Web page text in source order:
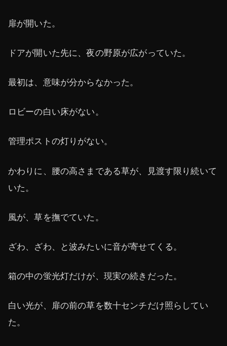
扉が開いた。
ドアが開いた先に、夜の野原が広がっていた。
最初は、意味が分からなかった。
ロビーの白い床がない。
管理ポストの灯りがない。
かわりに、腰の高さまである草が、見渡す限り続いて
いた。
風が、草を撫でていた。
ざわ、ざわ、と波みたいに音が寄せてくる。
箱の中の蛍光灯だけが、現実の続きだった。
白い光が、扉の前の草を数十センチだけ照らしてい
た。